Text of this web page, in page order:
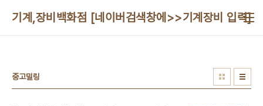
기계,장비백화점 [네이버검색창에>>기계장비 입
중고밀링